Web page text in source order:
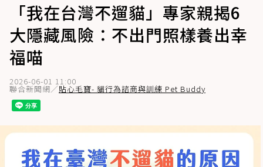
「我在台灣不遛貓」專家親揭6
大隱藏風險：不出門照樣養出幸
福喵
2026-06-01 11:00
聯合新聞網／貼心毛寶- 貓行為諮商與訓練 Pet Buddy